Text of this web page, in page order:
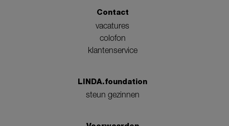
Contact
vacatures
colofon
klantenservice
LINDA.foundation
steun gezinnen